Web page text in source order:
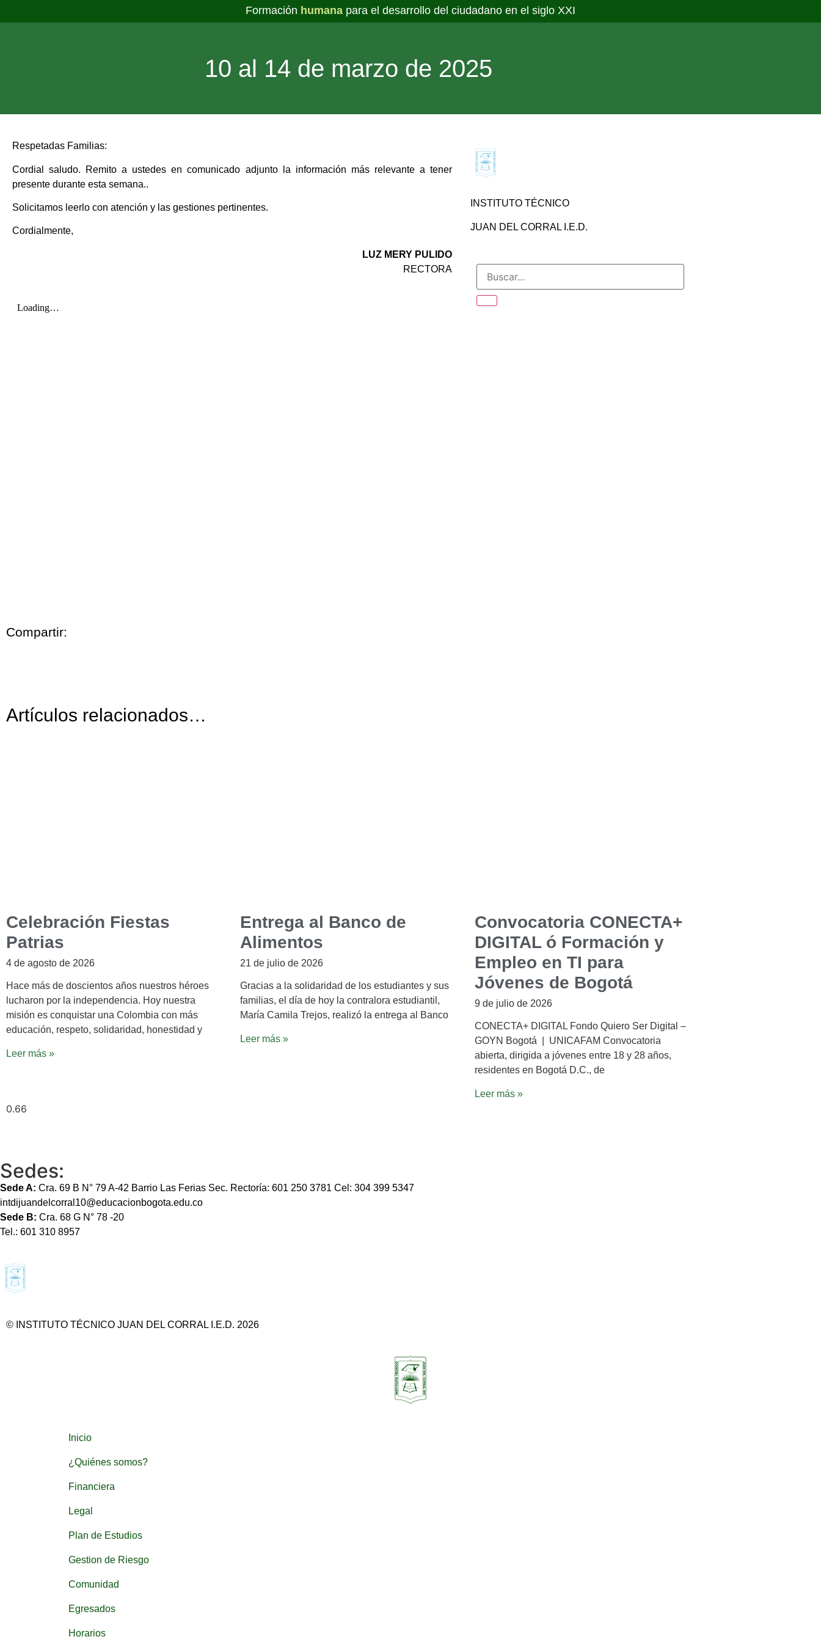
Formación humana para el desarrollo del ciudadano en el siglo XXI
10 al 14 de marzo de 2025
Respetadas Familias:
Cordial saludo. Remito a ustedes en comunicado adjunto la información más relevante a tener
presente durante esta semana..
Solicitamos leerlo con atención y las gestiones pertinentes.
Cordialmente,
LUZ MERY PULIDO
RECTORA
Compartir:
INSTITUTO TÉCNICO
JUAN DEL CORRAL I.E.D.
Artículos relacionados…
Celebración Fiestas
Patrias
4 de agosto de 2026
Hace más de doscientos años nuestros héroes
lucharon por la independencia. Hoy nuestra
misión es conquistar una Colombia con más
educación, respeto, solidaridad, honestidad y
Leer más »
Entrega al Banco de
Alimentos
21 de julio de 2026
Gracias a la solidaridad de los estudiantes y sus
familias, el día de hoy la contralora estudiantil,
María Camila Trejos, realizó la entrega al Banco
Leer más »
Convocatoria CONECTA+
DIGITAL ó Formación y
Empleo en TI para
Jóvenes de Bogotá
9 de julio de 2026
CONECTA+ DIGITAL Fondo Quiero Ser Digital –
GOYN Bogotá | UNICAFAM Convocatoria
abierta, dirigida a jóvenes entre 18 y 28 años,
residentes en Bogotá D.C., de
Leer más »
Sedes:
Sede A: Cra. 69 B N° 79 A-42 Barrio Las Ferias Sec. Rectoría: 601 250 3781 Cel: 304 399 5347
intdijuandelcorral10@educacionbogota.edu.co
Sede B: Cra. 68 G N° 78 -20
Tel.: 601 310 8957
© INSTITUTO TÉCNICO JUAN DEL CORRAL I.E.D. 2026
Inicio
¿Quiénes somos?
Financiera
Legal
Plan de Estudios
Gestion de Riesgo
Comunidad
Egresados
Horarios